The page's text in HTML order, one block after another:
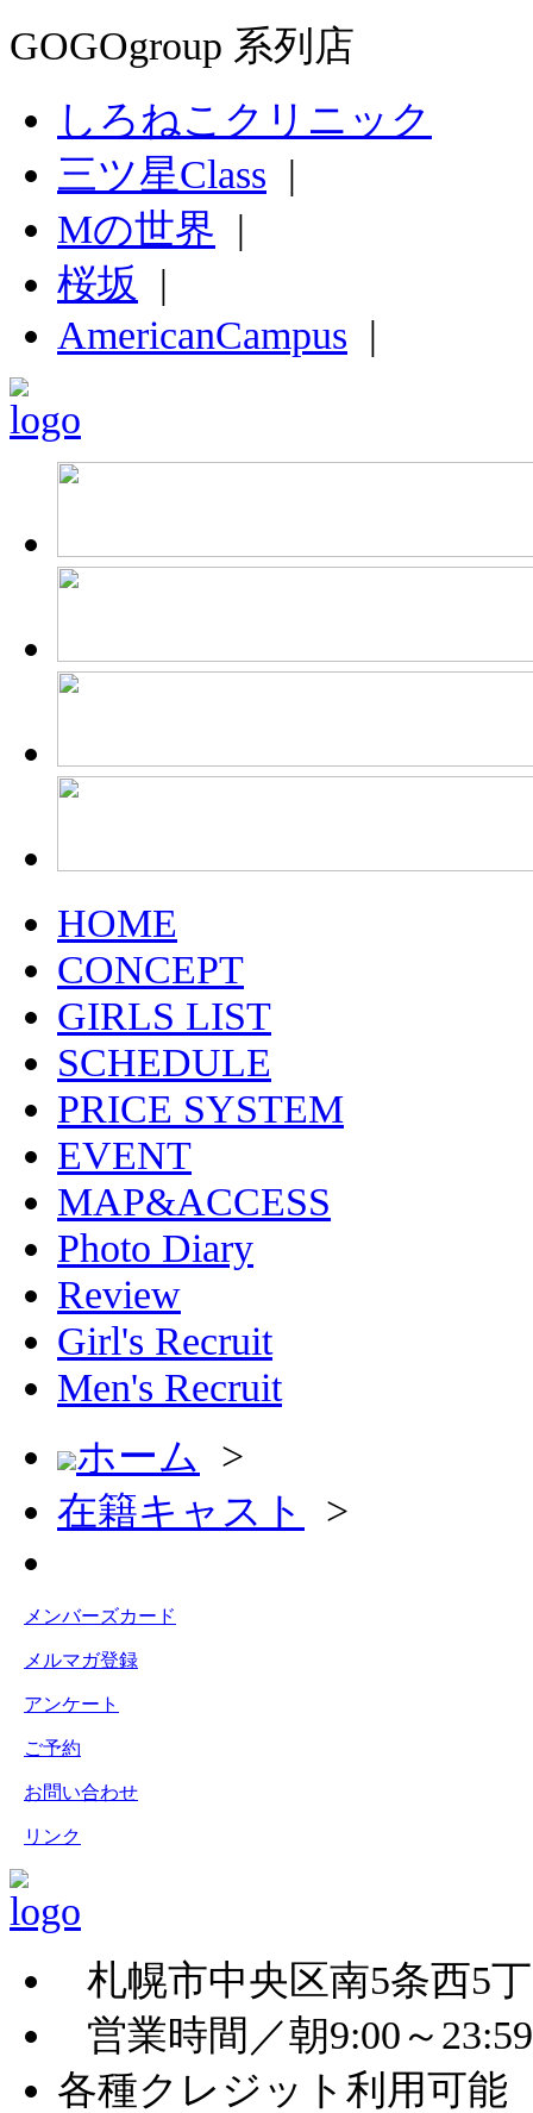
GOGOgroup 系列店
しろねこクリニック
三ツ星Class |
Mの世界 |
桜坂
|
AmericanCampus |
HOME
CONCEPT
GIRLS LIST
SCHEDULE
PRICE SYSTEM
EVENT
MAP&ACCESS
Photo Diary
Review
Girl's Recruit
Men's Recruit
ホーム
>
在籍キャスト
>
メンバーズカード
メルマガ登録
アンケート
ご予約
お問い合わせ
リンク
札幌市中央区南5条西5
営業時間／朝9:00～
各種クレジット利用可